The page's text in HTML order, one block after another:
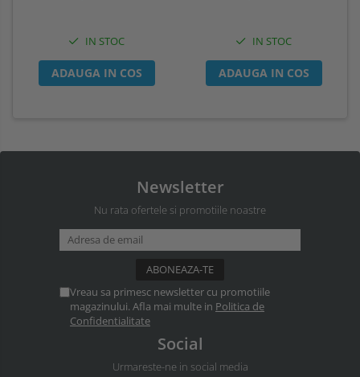
IN STOC
ADAUGA IN COS
IN STOC
ADAUGA IN COS
Newsletter
Nu rata ofertele si promotiile noastre
Vreau sa primesc newsletter cu promotiile
magazinului. Afla mai multe in Politica de
Confidentialitate
Social
Urmareste-ne in social media